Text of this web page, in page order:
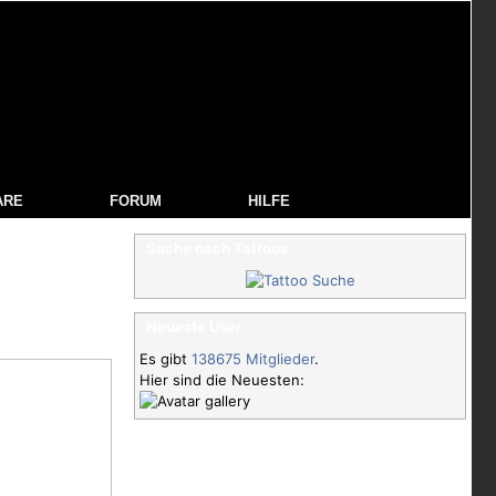
FORUM HILFE
Es gibt 138675 Mitglieder.
Hier sind die Neuesten: